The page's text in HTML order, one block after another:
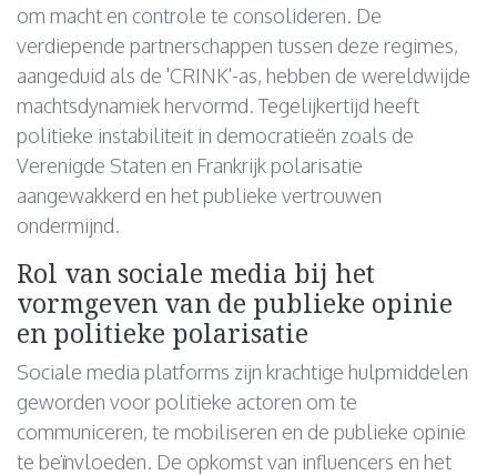
om macht en controle te consolideren. De
verdiepende partnerschappen tussen deze regimes,
aangeduid als de 'CRINK'-as, hebben de wereldwijde
machtsdynamiek hervormd. Tegelijkertijd heeft
politieke instabiliteit in democratieën zoals de
Verenigde Staten en Frankrijk polarisatie
aangewakkerd en het publieke vertrouwen
ondermijnd.
Rol van sociale media bij het
vormgeven van de publieke opinie
en politieke polarisatie
Sociale media platforms zijn krachtige hulpmiddelen
geworden voor politieke actoren om te
communiceren, te mobiliseren en de publieke opinie
te beïnvloeden. De opkomst van influencers en het